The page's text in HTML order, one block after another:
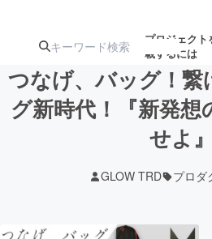
プロジェクト
載するには
注目の新着プロ
募
つなげ、バッグ！繋
グ新時代！『新発
せよ』
GLOW TRD プロダ